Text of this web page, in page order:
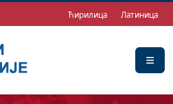
Ћирилица Латиница